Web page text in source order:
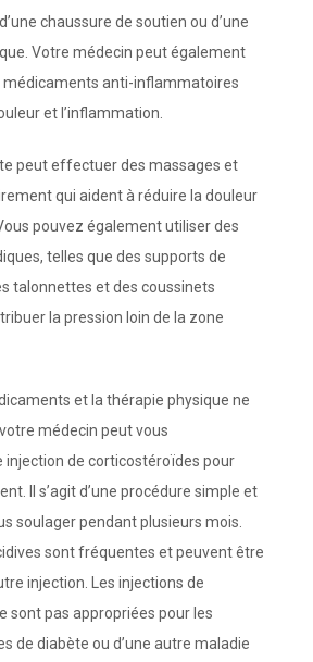
chaussure de soutien ou d’une
Votre médecin peut également
médicaments anti-inflammatoires
et l’inflammation.
peut effectuer des massages et
qui aident à réduire la douleur
pouvez également utiliser des
telles que des supports de
talonnettes et des coussinets
la pression loin de la zone
et la thérapie physique ne
médecin peut vous
injection de corticostéroïdes pour
Il s’agit d’une procédure simple et
soulager pendant plusieurs mois.
sont fréquentes et peuvent être
injection. Les injections de
sont pas appropriées pour les
de diabète ou d’une autre maladie